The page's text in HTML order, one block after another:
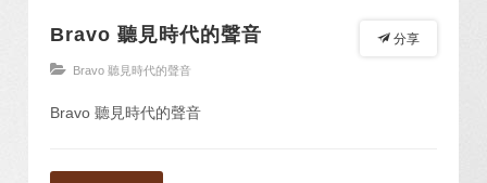
分享
Bravo 聽見時代的聲音
Bravo 聽見時代的聲音
Bravo 聽見時代的聲音